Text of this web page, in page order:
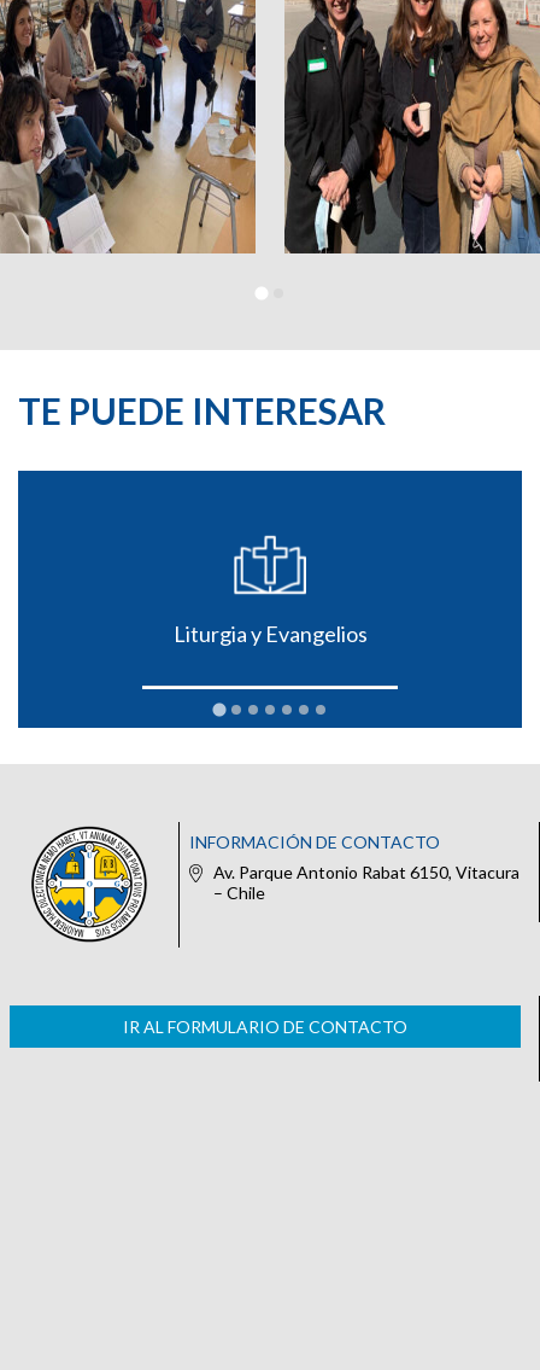
TE PUEDE INTERESAR
Liturgia y Evangelios
INFORMACIÓN DE CONTACTO
Av. Parque Antonio Rabat 6150, Vitacura
– Chile
IR AL FORMULARIO DE CONTACTO